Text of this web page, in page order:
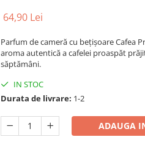
64,90 Lei
Parfum de cameră cu bețișoare Cafea
aroma autentică a cafelei proaspăt
săptămâni.
IN STOC
Durata de livrare: 1-2
ADAUGA